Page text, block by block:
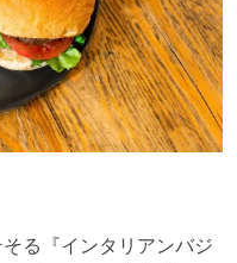
る『インタリアンバジ